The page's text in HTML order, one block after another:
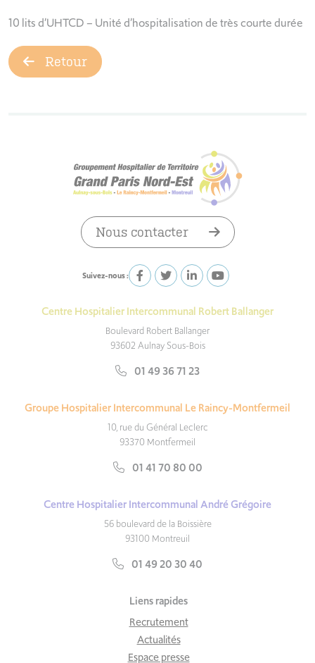
10 lits d’UHTCD – Unité d’hospitalisation de très courte durée
Retour
Suivez-nous :
Nous contacter
Centre Hospitalier Intercommunal Robert Ballanger
Boulevard Robert Ballanger
93602 Aulnay Sous-Bois
01 49 36 71 23
Groupe Hospitalier Intercommunal Le Raincy-Montfermeil
10, rue du Général Leclerc
93370 Montfermeil
01 41 70 80 00
Centre Hospitalier Intercommunal André Grégoire
56 boulevard de la Boissière
93100 Montreuil
01 49 20 30 40
Liens rapides
Recrutement
Actualités
Espace presse